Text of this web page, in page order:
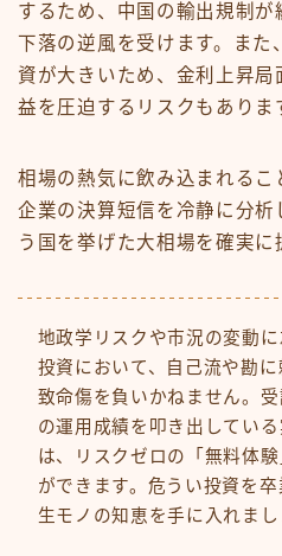
するため、中国の輸出規制
下落の逆風を受けます。また
資が大きいため、金利上昇局
益を圧迫するリスクもありま
相場の熱気に飲み込まれる
企業の決算短信を冷静に分
う国を挙げた大相場を確実に
地政学リスクや市況の変動
投資において、自己流や勘
致命傷を負いかねません。
の運用成績を叩き出してい
は、リスクゼロの「無料体
ができます。危うい投資を
生モノの知恵を手に入れまし